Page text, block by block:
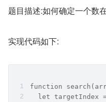
题目描述:如何确定一个数
实现代码如下:
function
let targetIndex